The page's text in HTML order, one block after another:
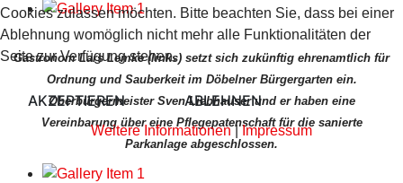
Gastronom Lars Lemke (links) setzt sich zukünftig ehrenamtlich für
Ordnung und Sauberkeit im Döbelner Bürgergarten ein.
Oberbürgermeister Sven Liebhauser und er haben eine
Vereinbarung über eine Pflegepatenschaft für die sanierte
Parkanlage abgeschlossen.
Cookies zulassen möchten. Bitte beachten Sie, dass bei einer
Ablehnung womöglich nicht mehr alle Funktionalitäten der
Seite zur Verfügung stehen.
AKZEPTIEREN ABLEHNEN
Weitere Informationen|Impressum